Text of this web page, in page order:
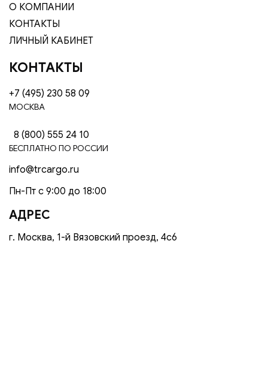
О КОМПАНИИ
КОНТАКТЫ
ЛИЧНЫЙ КАБИНЕТ
КОНТАКТЫ
+7 (495) 230 58 09
МОСКВА
8 (800) 555 24 10
БЕСПЛАТНО ПО РОССИИ
info@trcargo.ru
Пн-Пт с 9:00 до 18:00
АДРЕС
г. Москва, 1-й Вязовский проезд, 4с6